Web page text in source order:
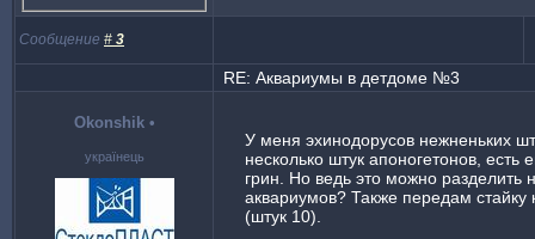
Сообщение # 3
RE: Аквариумы в детдоме №3
Okonshik •
українець
У меня эхинодорусов нежненьких
несколько штук апоногетонов, есть
грин. Но ведь это можно разделить
аквариумов? Также передам стайку
(штук 10).